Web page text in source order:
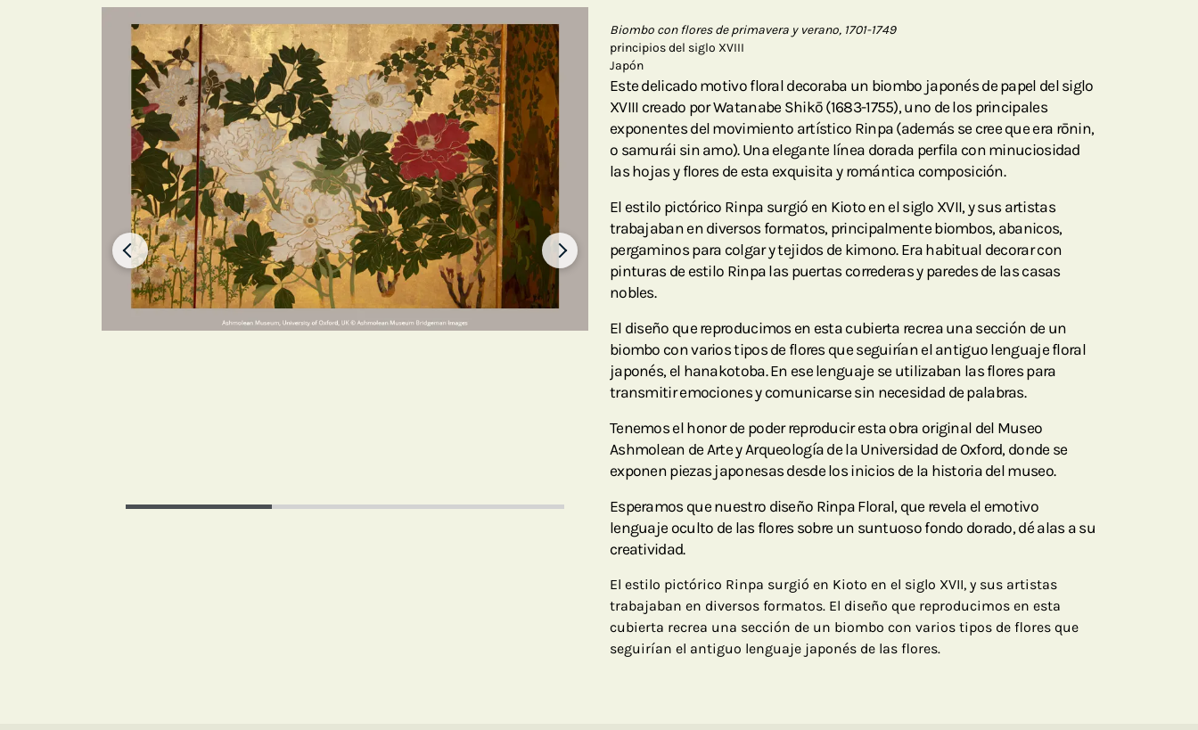
Biombo con flores de primavera y verano, 1701-1749
principios del siglo XVIII
Japón
Este delicado motivo floral decoraba un biombo japonés de papel del siglo
XVIII creado por Watanabe Shikō (1683-1755), uno de los principales
exponentes del movimiento artístico Rinpa (además se cree que era rōnin,
o samurái sin amo). Una elegante línea dorada perfila con minuciosidad
las hojas y flores de esta exquisita y romántica composición.
El estilo pictórico Rinpa surgió en Kioto en el siglo XVII, y sus artistas
trabajaban en diversos formatos, principalmente biombos, abanicos,
pergaminos para colgar y tejidos de kimono. Era habitual decorar con
pinturas de estilo Rinpa las puertas correderas y paredes de las casas
nobles.
El diseño que reproducimos en esta cubierta recrea una sección de un
biombo con varios tipos de flores que seguirían el antiguo lenguaje floral
japonés, el hanakotoba. En ese lenguaje se utilizaban las flores para
transmitir emociones y comunicarse sin necesidad de palabras.
Tenemos el honor de poder reproducir esta obra original del Museo
Ashmolean de Arte y Arqueología de la Universidad de Oxford, donde se
exponen piezas japonesas desde los inicios de la historia del museo.
Esperamos que nuestro diseño Rinpa Floral, que revela el emotivo
lenguaje oculto de las flores sobre un suntuoso fondo dorado, dé alas a su
creatividad.
El estilo pictórico Rinpa surgió en Kioto en el siglo XVII, y sus artistas
trabajaban en diversos formatos. El diseño que reproducimos en esta
cubierta recrea una sección de un biombo con varios tipos de flores que
seguirían el antiguo lenguaje japonés de las flores.